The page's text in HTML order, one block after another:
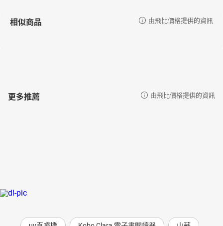
相似商品 由飛比價格提供的資訊
更多推薦 由飛比價格提供的資訊